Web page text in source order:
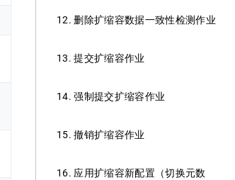
12. 删除扩缩容数据一致性检测作业
13. 提交扩缩容作业
14. 强制提交扩缩容作业
15. 撤销扩缩容作业
16. 应用扩缩容新配置（切换元数